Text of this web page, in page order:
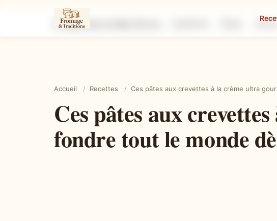
Accueil / Recettes / Ces pâtes aux crevettes à la crème ultra
Ces pâtes aux
fondre tout le monde